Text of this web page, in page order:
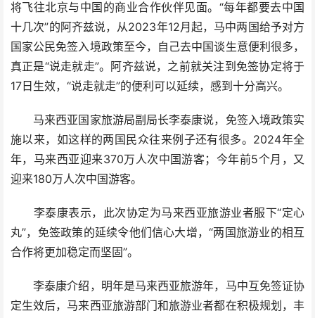
将飞往北京与中国的商业合作伙伴见面。“每年都要去中国
十几次”的阿齐兹说，从2023年12月起，马中两国给予对方
国家公民免签入境政策至今，自己去中国谈生意便利很多，
真正是“说走就走”。阿齐兹说，之前就关注到免签协定将于
17日生效，“说走就走”的便利可以延续，感到十分高兴。
马来西亚国家旅游局副局长李泰康说，免签入境政策实
施以来，如这样的两国民众往来例子还有很多。2024年全
年，马来西亚迎来370万人次中国游客；今年前5个月，又
迎来180万人次中国游客。
李泰康表示，此次协定为马来西亚旅游业者服下“定心
丸”，免签政策的延续令他们信心大增，“两国旅游业的相互
合作将更加稳定而坚固”。
李泰康介绍，明年是马来西亚旅游年，马中互免签证协
定生效后，马来西亚旅游部门和旅游业者都在积极规划，丰